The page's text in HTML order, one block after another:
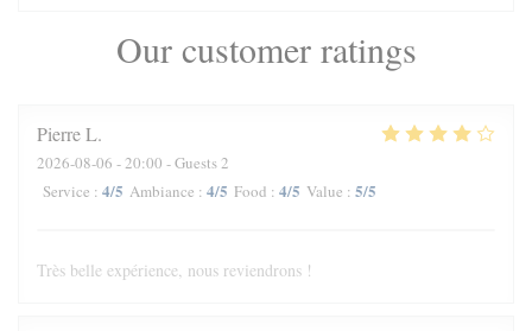
Our customer ratings
PierreL
2026-08-06 - 20:00 - Guests 2
Service : 4/5 Ambiance : 4/5 Food : 4/5 Value : 5/5
Très belle expérience, nous reviendrons !